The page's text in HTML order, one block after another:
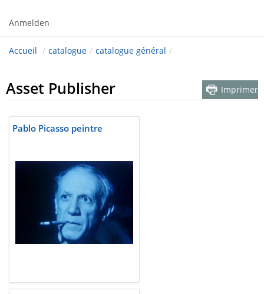
Anmelden
Accueil / catalogue / catalogue général /
Asset Publisher Imprimer
Pablo Picasso peintre